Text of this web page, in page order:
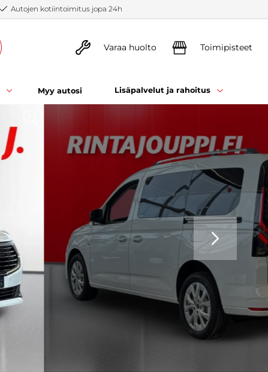
Autojen kotiintoimitus jopa 24h
Varaa huolto Toimipisteet
Myy autosi Lisäpalvelut ja rahoitus
SEURAAVA